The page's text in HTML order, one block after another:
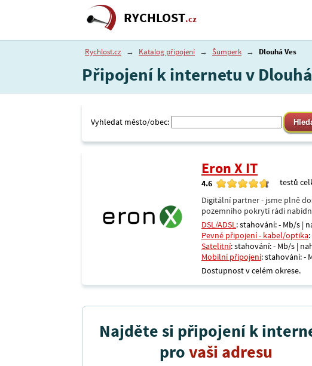
RYCHLOST.cz
Rychlost.cz → Katalog připojení → Šumperk → Dlouhá Ves
Připojení k internetu v
Vyhledat město/obec:
Eron X IT
4.6 testů
Digitální partner - jsme plně
pozemního pokrytí rádi
DSL/ADSL: stahování: - Mb/s |
Pevné připojení - kabel/optika
Satelitní: stahování: - Mb/s |
Mobilní připojení: stahování: -
Dostupnost v celém okrese.
Najděte si připojení k
provaši adresu